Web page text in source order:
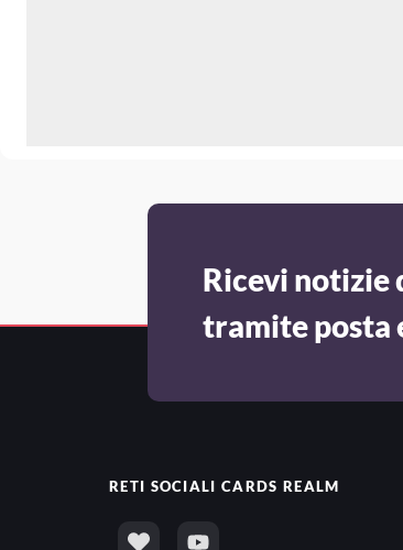
Ricevi notizie
tramite posta
RETI SOCIALICARDS REALM